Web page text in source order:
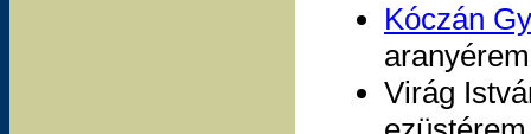
Kóczán
Virág